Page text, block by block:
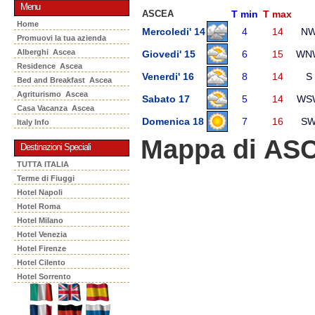
Menu
Home
Promuovi la tua azienda
Alberghi Ascea
Residence Ascea
Bed and Breakfast Ascea
Agriturismo Ascea
Casa Vacanza Ascea
Italy Info
Destinazioni Speciali
TUTTA ITALIA
Terme di Fiuggi
Hotel Napoli
Hotel Roma
Hotel Milano
Hotel Venezia
Hotel Firenze
Hotel Cilento
Hotel Sorrento
ASCEA T min T max
Mercoledi' 14
4 14
Giovedi' 15
6 15
Venerdi' 16
8 14
S
Sabato 17
5 14
Domenica 18
7 16
Mappa di